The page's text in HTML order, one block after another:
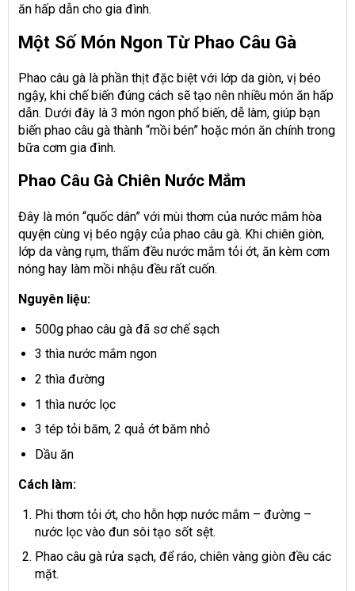
ăn hấp dẫn cho gia đình.
Một Số Món Ngon Từ Phao Câu Gà
Phao câu gà là phần thịt đặc biệt với lớp da giòn, vị béo
ngậy, khi chế biến đúng cách sẽ tạo nên nhiều món ăn hấp
dẫn. Dưới đây là 3 món ngon phổ biến, dễ làm, giúp bạn
biến phao câu gà thành “mồi bén” hoặc món ăn chính trong
bữa cơm gia đình.
Phao Câu Gà Chiên Nước Mắm
Đây là món “quốc dân” với mùi thơm của nước mắm hòa
quyện cùng vị béo ngậy của phao câu gà. Khi chiên giòn,
lớp da vàng rụm, thấm đều nước mắm tỏi ớt, ăn kèm cơm
nóng hay làm mồi nhậu đều rất cuốn.
Nguyên liệu:
500g phao câu gà đã sơ chế sạch
3 thìa nước mắm ngon
2 thìa đường
1 thìa nước lọc
3 tép tỏi băm, 2 quả ớt băm nhỏ
Dầu ăn
Cách làm:
Phi thơm tỏi ớt, cho hỗn hợp nước mắm – đường –
nước lọc vào đun sôi tạo sốt sệt.
Phao câu gà rửa sạch, để ráo, chiên vàng giòn đều các
mặt.